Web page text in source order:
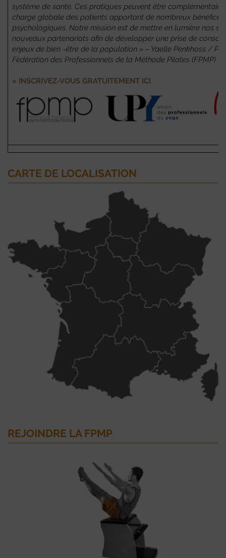
système de santé. Ces pratiques peuvent être
charge globale des patients apportant de nombreux bénéfices
psychologiques. Notre mission est de mettre en lumière nos
nouveaux partenariats afin de développer une prise de
enjeux de bien -être de la population » – Yaelle Penkhoss /
Fédération des Professionnels de la Méthode Pilates (FPMP)
» INSCRIVEZ-VOUS GRATUITEMENT ICI
CARTE DE LOCALISATION
REJOINDRE LA FPMP